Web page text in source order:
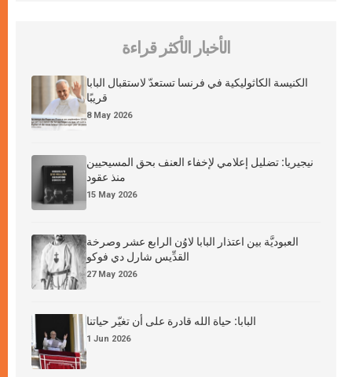
الأخبار الأكثر قراءة
الكنيسة الكاثوليكية في فرنسا تستعدّ لاستقبال البابا
قريبًا
8 May 2026
نيجيريا: تضليل إعلامي لإخفاء العنف بحق المسيحيين
منذ عقود
15 May 2026
العبوديَّة بين اعتذار البابا لاوُن الرابع عشر وصرخة
القدِّيس شارل دي فوكو
27 May 2026
البابا: حياة الله قادرة على أن تغيّر حياتنا
1 Jun 2026